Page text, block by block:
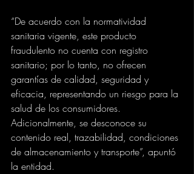
“De acuerdo con la normatividad
sanitaria vigente, este producto
fraudulento no cuenta con registro
sanitario; por lo tanto, no ofrecen
garantías de calidad, seguridad y
eficacia, representando un riesgo para la
salud de los consumidores.
Adicionalmente, se desconoce su
contenido real, trazabilidad, condiciones
de almacenamiento y transporte”, apuntó
la entidad.